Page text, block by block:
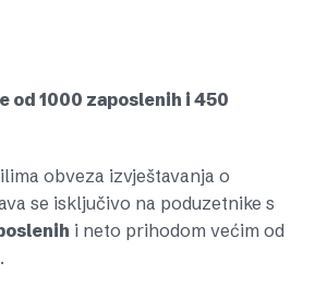
od 1000 zaposlenih i 450
obveza izvještavanja o
se isključivo na poduzetnike s
i neto prihodom većim od
.